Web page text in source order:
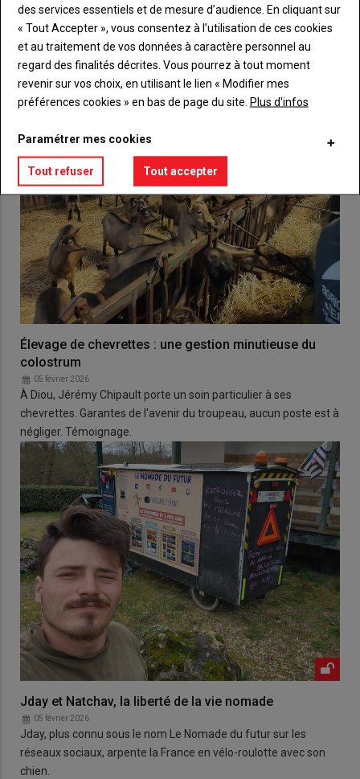
VOUS AIMEREZ AUSSI
Élevage de chevrettes : une gestion minutieuse du
colostrum
05 février 2026
À Diou, Jérémy Chipault porte un soin particulier à ses
chevrettes. Garantes de l'avenir du troupeau, aucun poste est à
négliger. Témoignage.
Jday et Natchav, la liberté de la vie nomade
05 février 2026
Jday, plus connu sous le nom Le Nomade du futur sur les
réseaux sociaux, arpente la France en vélo-roulotte avec son
chien.
des services essentiels et de mesure d’audience. En cliquant sur
« Tout Accepter », vous consentez à l’utilisation de ces cookies
et au traitement de vos données à caractère personnel au
regard des finalités décrites. Vous pourrez à tout moment
revenir sur vos choix, en utilisant le lien « Modifier mes
préférences cookies » en bas de page du site. Plus d'infos
Paramétrer mes cookies
Tout refuser Tout accepter